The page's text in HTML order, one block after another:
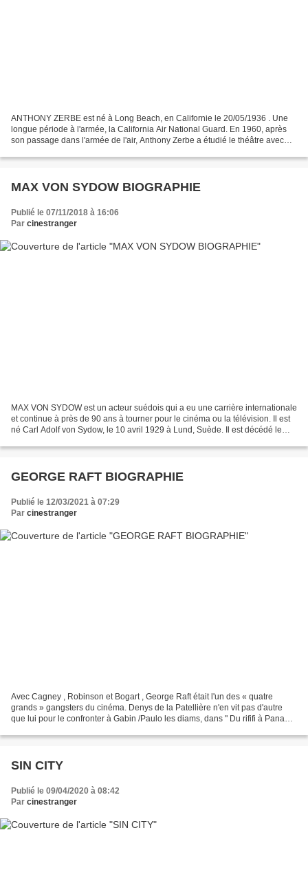
ANTHONY ZERBE est né à Long Beach, en Californie le 20/05/1936 . Une
longue période à l'armée, la California Air National Guard. En 1960, après
son passage dans l'armée de l'air, Anthony Zerbe a étudié le théâtre avec
MAX VON SYDOW BIOGRAPHIE
Publié le 07/11/2018 à 16:06
Par cinestranger
MAX VON SYDOW est un acteur suédois qui a eu une carrière internationale
et continue à près de 90 ans à tourner pour le cinéma ou la télévision. Il est
né Carl Adolf von Sydow, le 10 avril 1929 à Lund, Suède. Il est décédé le
GEORGE RAFT BIOGRAPHIE
Publié le 12/03/2021 à 07:29
Par cinestranger
Avec Cagney , Robinson et Bogart , George Raft était l'un des « quatre
grands » gangsters du cinéma. Denys de la Patellière n'en vit pas d'autre
que lui pour le confronter à Gabin /Paulo les diams, dans " Du rififi à Paname
SIN CITY
Publié le 09/04/2020 à 08:42
Par cinestranger